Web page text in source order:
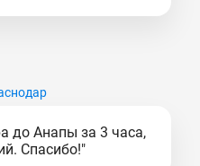
до Анапы за 3 часа,
Спасибо!"